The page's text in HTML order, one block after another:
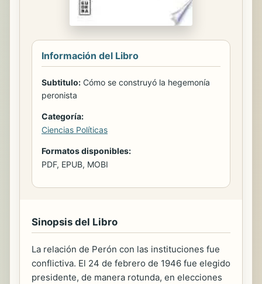
Información del Libro
Subtitulo: Cómo se construyó la hegemonía
peronista
Categoría:
Ciencias Políticas
Formatos disponibles:
PDF, EPUB, MOBI
Sinopsis del Libro
La relación de Perón con las instituciones fue
conflictiva. El 24 de febrero de 1946 fue elegido
presidente, de manera rotunda, en elecciones